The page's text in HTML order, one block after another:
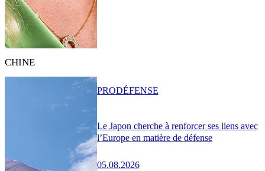
CHINE
Le Japon cherche à renforcer ses liens avec
l’Europe en matière de défense
05.08.2026
PRODÉFENSE